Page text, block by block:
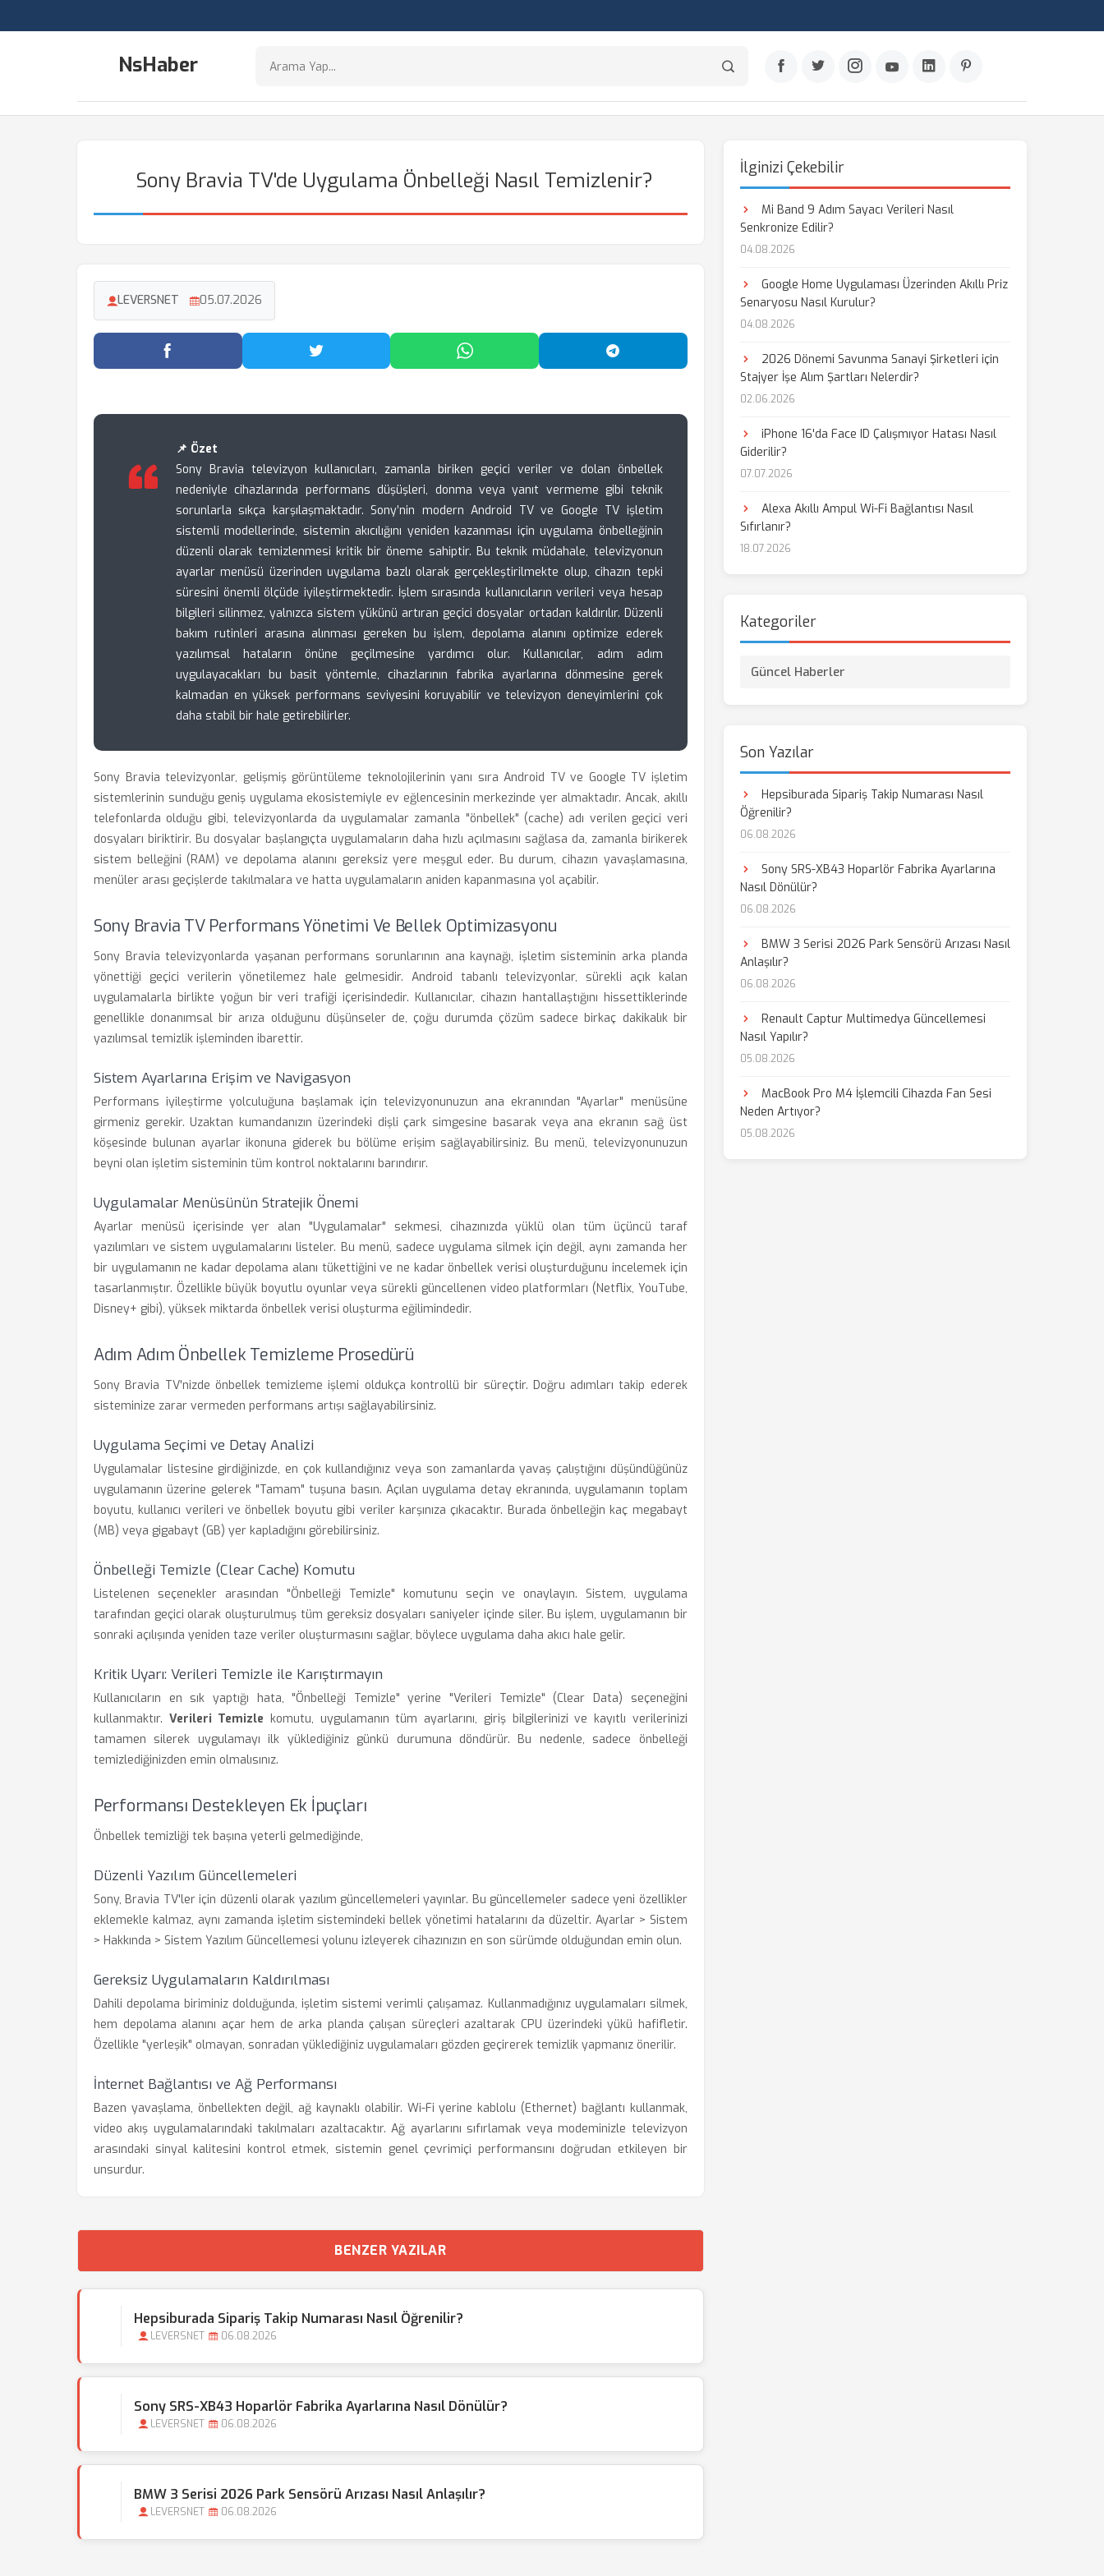
NsHaber
Sony Bravia TV'de Uygulama Önbelleği Nasıl Temizlenir?
LEVERSNET 05.07.2026
Facebook'ta Paylaş Twitter'da Paylaş WhatsApp'ta Paylaş Telegram'da Paylaş
📌 Özet
Sony Bravia televizyon kullanıcıları, zamanla biriken geçici veriler ve dolan önbellek
nedeniyle cihazlarında performans düşüşleri, donma veya yanıt vermeme gibi teknik
sorunlarla sıkça karşılaşmaktadır. Sony’nin modern Android TV ve Google TV işletim
sistemli modellerinde, sistemin akıcılığını yeniden kazanması için uygulama önbelleğinin
düzenli olarak temizlenmesi kritik bir öneme sahiptir. Bu teknik müdahale, televizyonun
ayarlar menüsü üzerinden uygulama bazlı olarak gerçekleştirilmekte olup, cihazın tepki
süresini önemli ölçüde iyileştirmektedir. İşlem sırasında kullanıcıların verileri veya hesap
bilgileri silinmez, yalnızca sistem yükünü artıran geçici dosyalar ortadan kaldırılır. Düzenli
bakım rutinleri arasına alınması gereken bu işlem, depolama alanını optimize ederek
yazılımsal hataların önüne geçilmesine yardımcı olur. Kullanıcılar, adım adım
uygulayacakları bu basit yöntemle, cihazlarının fabrika ayarlarına dönmesine gerek
kalmadan en yüksek performans seviyesini koruyabilir ve televizyon deneyimlerini çok
daha stabil bir hale getirebilirler.
Sony Bravia televizyonlar, gelişmiş görüntüleme teknolojilerinin yanı sıra Android TV ve Google TV işletim
sistemlerinin sunduğu geniş uygulama ekosistemiyle ev eğlencesinin merkezinde yer almaktadır. Ancak, akıllı
telefonlarda olduğu gibi, televizyonlarda da uygulamalar zamanla "önbellek" (cache) adı verilen geçici veri
dosyaları biriktirir. Bu dosyalar başlangıçta uygulamaların daha hızlı açılmasını sağlasa da, zamanla birikerek
sistem belleğini (RAM) ve depolama alanını gereksiz yere meşgul eder. Bu durum, cihazın yavaşlamasına,
menüler arası geçişlerde takılmalara ve hatta uygulamaların aniden kapanmasına yol açabilir.
Sony Bravia TV Performans Yönetimi Ve Bellek Optimizasyonu
Sony Bravia televizyonlarda yaşanan performans sorunlarının ana kaynağı, işletim sisteminin arka planda
yönettiği geçici verilerin yönetilemez hale gelmesidir. Android tabanlı televizyonlar, sürekli açık kalan
uygulamalarla birlikte yoğun bir veri trafiği içerisindedir. Kullanıcılar, cihazın hantallaştığını hissettiklerinde
genellikle donanımsal bir arıza olduğunu düşünseler de, çoğu durumda çözüm sadece birkaç dakikalık bir
yazılımsal temizlik işleminden ibarettir.
Sistem Ayarlarına Erişim ve Navigasyon
Performans iyileştirme yolculuğuna başlamak için televizyonunuzun ana ekranından "Ayarlar" menüsüne
girmeniz gerekir. Uzaktan kumandanızın üzerindeki dişli çark simgesine basarak veya ana ekranın sağ üst
köşesinde bulunan ayarlar ikonuna giderek bu bölüme erişim sağlayabilirsiniz. Bu menü, televizyonunuzun
beyni olan işletim sisteminin tüm kontrol noktalarını barındırır.
Uygulamalar Menüsünün Stratejik Önemi
Ayarlar menüsü içerisinde yer alan "Uygulamalar" sekmesi, cihazınızda yüklü olan tüm üçüncü taraf
yazılımları ve sistem uygulamalarını listeler. Bu menü, sadece uygulama silmek için değil, aynı zamanda her
bir uygulamanın ne kadar depolama alanı tükettiğini ve ne kadar önbellek verisi oluşturduğunu incelemek için
tasarlanmıştır. Özellikle büyük boyutlu oyunlar veya sürekli güncellenen video platformları (Netflix, YouTube,
Disney+ gibi), yüksek miktarda önbellek verisi oluşturma eğilimindedir.
Adım Adım Önbellek Temizleme Prosedürü
Sony Bravia TV'nizde önbellek temizleme işlemi oldukça kontrollü bir süreçtir. Doğru adımları takip ederek
sisteminize zarar vermeden performans artışı sağlayabilirsiniz.
Uygulama Seçimi ve Detay Analizi
Uygulamalar listesine girdiğinizde, en çok kullandığınız veya son zamanlarda yavaş çalıştığını düşündüğünüz
uygulamanın üzerine gelerek "Tamam" tuşuna basın. Açılan uygulama detay ekranında, uygulamanın toplam
boyutu, kullanıcı verileri ve önbellek boyutu gibi veriler karşınıza çıkacaktır. Burada önbelleğin kaç megabayt
(MB) veya gigabayt (GB) yer kapladığını görebilirsiniz.
Önbelleği Temizle (Clear Cache) Komutu
Listelenen seçenekler arasından "Önbelleği Temizle" komutunu seçin ve onaylayın. Sistem, uygulama
tarafından geçici olarak oluşturulmuş tüm gereksiz dosyaları saniyeler içinde siler. Bu işlem, uygulamanın bir
sonraki açılışında yeniden taze veriler oluşturmasını sağlar, böylece uygulama daha akıcı hale gelir.
Kritik Uyarı: Verileri Temizle ile Karıştırmayın
Kullanıcıların en sık yaptığı hata, "Önbelleği Temizle" yerine "Verileri Temizle" (Clear Data) seçeneğini
kullanmaktır. Verileri Temizle komutu, uygulamanın tüm ayarlarını, giriş bilgilerinizi ve kayıtlı verilerinizi
tamamen silerek uygulamayı ilk yüklediğiniz günkü durumuna döndürür. Bu nedenle, sadece önbelleği
temizlediğinizden emin olmalısınız.
Performansı Destekleyen Ek İpuçları
Önbellek temizliği tek başına yeterli gelmediğinde,
Düzenli Yazılım Güncellemeleri
Sony, Bravia TV'ler için düzenli olarak yazılım güncellemeleri yayınlar. Bu güncellemeler sadece yeni özellikler
eklemekle kalmaz, aynı zamanda işletim sistemindeki bellek yönetimi hatalarını da düzeltir. Ayarlar > Sistem
> Hakkında > Sistem Yazılım Güncellemesi yolunu izleyerek cihazınızın en son sürümde olduğundan emin olun.
Gereksiz Uygulamaların Kaldırılması
Dahili depolama biriminiz dolduğunda, işletim sistemi verimli çalışamaz. Kullanmadığınız uygulamaları silmek,
hem depolama alanını açar hem de arka planda çalışan süreçleri azaltarak CPU üzerindeki yükü hafifletir.
Özellikle "yerleşik" olmayan, sonradan yüklediğiniz uygulamaları gözden geçirerek temizlik yapmanız önerilir.
İnternet Bağlantısı ve Ağ Performansı
Bazen yavaşlama, önbellekten değil, ağ kaynaklı olabilir. Wi-Fi yerine kablolu (Ethernet) bağlantı kullanmak,
video akış uygulamalarındaki takılmaları azaltacaktır. Ağ ayarlarını sıfırlamak veya modeminizle televizyon
arasındaki sinyal kalitesini kontrol etmek, sistemin genel çevrimiçi performansını doğrudan etkileyen bir
unsurdur.
BENZER YAZILAR
Hepsiburada Sipariş Takip Numarası Nasıl Öğrenilir?
LEVERSNET 06.08.2026
Sony SRS-XB43 Hoparlör Fabrika Ayarlarına Nasıl Dönülür?
LEVERSNET 06.08.2026
BMW 3 Serisi 2026 Park Sensörü Arızası Nasıl Anlaşılır?
LEVERSNET 06.08.2026
İlginizi Çekebilir
Mi Band 9 Adım Sayacı Verileri Nasıl
Senkronize Edilir?
04.08.2026
Google Home Uygulaması Üzerinden Akıllı Priz
Senaryosu Nasıl Kurulur?
04.08.2026
2026 Dönemi Savunma Sanayi Şirketleri için
Stajyer İşe Alım Şartları Nelerdir?
02.06.2026
iPhone 16'da Face ID Çalışmıyor Hatası Nasıl
Giderilir?
07.07.2026
Alexa Akıllı Ampul Wi-Fi Bağlantısı Nasıl
Sıfırlanır?
18.07.2026
Kategoriler
Güncel Haberler
Son Yazılar
Hepsiburada Sipariş Takip Numarası Nasıl
Öğrenilir?
06.08.2026
Sony SRS-XB43 Hoparlör Fabrika Ayarlarına
Nasıl Dönülür?
06.08.2026
BMW 3 Serisi 2026 Park Sensörü Arızası Nasıl
Anlaşılır?
06.08.2026
Renault Captur Multimedya Güncellemesi
Nasıl Yapılır?
05.08.2026
MacBook Pro M4 İşlemcili Cihazda Fan Sesi
Neden Artıyor?
05.08.2026